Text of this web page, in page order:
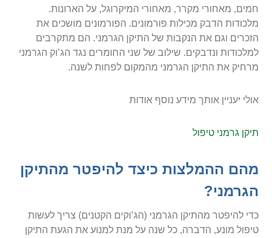
חמים, מאחורי מקרר, מאחורי המיקרוגל, על הארונות.
מלכודות הדבק מכילות פורמונים. הפורמונים מושכים את
הזכרים וגם את הנקבות של התיקן הגרמני. הם מתקרבים
למלכודות ונדבקים. שילוב של שני החומרים נגד הג’וק הגרמני
מרחיק את התיקן הגרמני מהמקום לפחות לשנה.
אולי יעניין אותך מידע נוסף אודות
תיקן גרמני טיפול
מהם ההמלצות כיצד להיפטר מהתיקן
הגרמני?
כדי להיפטר מהתיקן הגרמני (הג’וקים הקטנים) צריך לעשות
טיפול מונע, הדברה, כל שנה על מנת למנוע את הגעת התיקן